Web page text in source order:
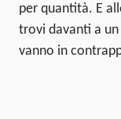
per quantità. E
trovi davanti a un
vanno in